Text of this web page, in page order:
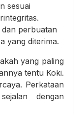
sesuai
perbuatan
yang diterima.
yang paling
tentu Koki.
Perkataan
dengan